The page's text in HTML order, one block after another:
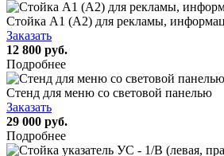
Стойка А1 (А2) для рекламы,
Заказать
12 800 руб.
Подробнее
Стенд для меню со световой панелью
Заказать
29 000 руб.
Подробнее